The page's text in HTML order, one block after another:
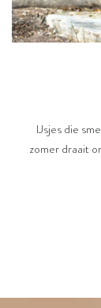
IJsjes die
zomer draait